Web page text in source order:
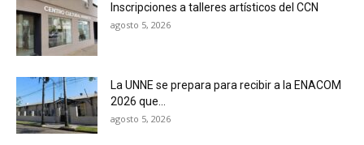
Inscripciones a talleres artísticos del CCN
agosto 5, 2026
La UNNE se prepara para recibir a la ENACOM
2026 que...
agosto 5, 2026